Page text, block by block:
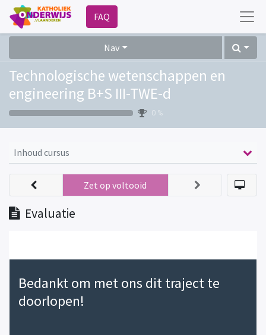
FAQ
Nav
Technologische wetenschappen en
engineering B+S III-TWE-d
0 %
Inhoud cursus
Evaluatie
Zet op voltooid
Bedankt om met ons dit traject te
doorlopen!